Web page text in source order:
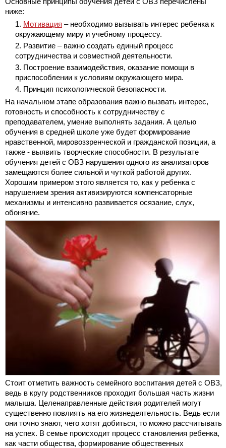
ниже:
Мотивация – необходимо вызывать интерес ребенка к
окружающему миру и учебному процессу.
Развитие – важно создать единый процесс
сотрудничества и совместной деятельности.
Построение взаимодействия, оказание помощи в
приспособлении к условиям окружающего мира.
Принцип психологической безопасности.
На начальном этапе образования важно вызвать интерес,
готовность и способность к сотрудничеству с
преподавателем, умение выполнять задания. А целью
обучения в средней школе уже будет формирование
нравственной, мировоззренческой и гражданской позиции, а
также - выявить творческие способности. В результате
обучения детей с ОВЗ нарушения одного из анализаторов
замещаются более сильной и чуткой работой других.
Хорошим примером этого является то, как у ребенка с
нарушением зрения активизируются компенсаторные
механизмы и интенсивно развивается осязание, слух,
обоняние.
Стоит отметить важность семейного воспитания детей с ОВЗ,
ведь в кругу родственников проходит большая часть жизни
малыша. Целенаправленные действия родителей могут
существенно повлиять на его жизнедеятельность. Ведь если
они точно знают, чего хотят добиться, то можно рассчитывать
на успех. В семье происходит процесс становления ребенка,
как части общества, формирование общественных